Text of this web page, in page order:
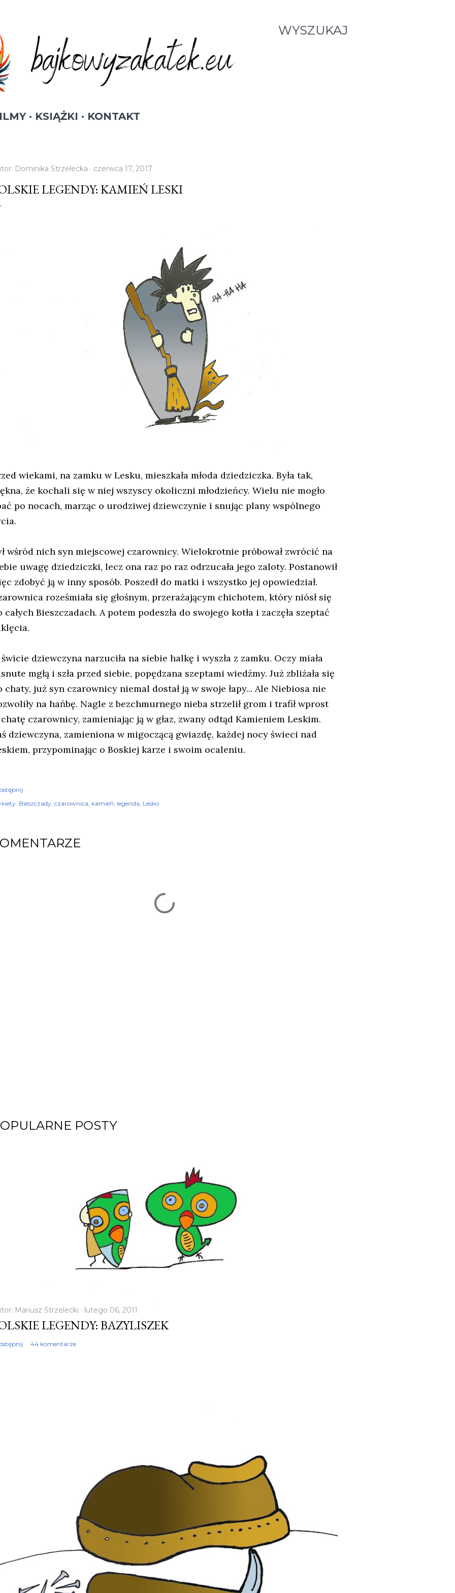
WYSZUKAJ
KSIĄŻKI KONTAKT
Dominika Strzelecka czerwca 17, 2017
LEGENDY: KAMIEŃ LESKI
wiekami, na zamku w Lesku, mieszkała młoda dziedziczka. Była tak,
że kochali się w niej wszyscy okoliczni młodzieńcy. Wielu nie mogło
po nocach, marząc o urodziwej dziewczynie i snując plany wspólnego
wśród nich syn miejscowej czarownicy. Wielokrotnie próbował zwrócić na
uwagę dziedziczki, lecz ona raz po raz odrzucała jego zaloty. Postanowił
zdobyć ją w inny sposób. Poszedł do matki i wszystko jej opowiedział.
roześmiała się głośnym, przerażającym chichotem, który niósł się
całych Bieszczadach. A potem podeszła do swojego kotła i zaczęła szeptać
dziewczyna narzuciła na siebie halkę i wyszła z zamku. Oczy miała
mgłą i szła przed siebie, popędzana szeptami wiedźmy. Już zbliżała się
chaty, już syn czarownicy niemal dostał ją w swoje łapy... Ale Niebiosa nie
na hańbę. Nagle z bezchmurnego nieba strzelił grom i trafił wprost
czarownicy, zamieniając ją w głaz, zwany odtąd Kamieniem Leskim.
dziewczyna, zamieniona w migoczącą gwiazdę, każdej nocy świeci nad
przypominając o Boskiej karze i swoim ocaleniu.
Bieszczady czarownica kamień legenda Lesko
POSTY
Mariusz Strzelecki lutego 06, 2011
LEGENDY: BAZYLISZEK
44 komentarze